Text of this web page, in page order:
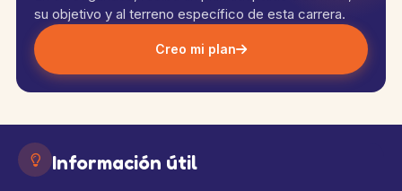
su objetivo y al terreno específico de esta carrera.
Creo mi plan
Información útil